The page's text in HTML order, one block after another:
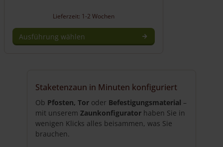
Lieferzeit: 1-2 Wochen
Ausführung wählen
Varianten
Optionen
können
Staketenzaun in Minuten konfiguriert
Ob Pfosten, Tor oder Befestigungsmaterial –
mit unserem Zaunkonfigurator haben Sie in
wenigen Klicks alles beisammen, was Sie
brauchen.